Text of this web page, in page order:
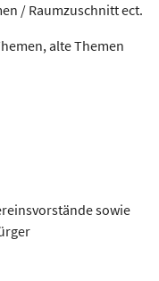
/ Raumzuschnitt ect.
alte Themen
sowie